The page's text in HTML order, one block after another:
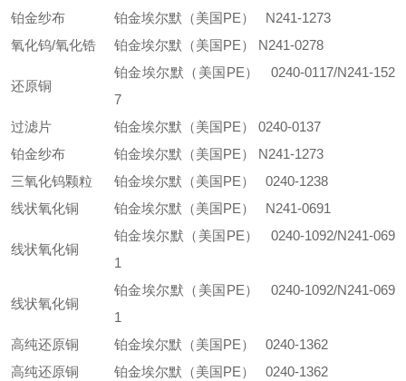
铂金纱布
铂金埃尔默（美国PE） N241-1273
氧化钨/氧化锆
铂金埃尔默（美国PE） N241-0278
还原铜
铂金埃尔默（美国PE） 0240-0117/N241-152
7
过滤片
铂金埃尔默（美国PE） 0240-0137
铂金纱布
铂金埃尔默（美国PE） N241-1273
三氧化钨颗粒
铂金埃尔默（美国PE） 0240-1238
线状氧化铜
铂金埃尔默（美国PE） N241-0691
线状氧化铜
铂金埃尔默（美国PE） 0240-1092/N241-069
1
线状氧化铜
铂金埃尔默（美国PE） 0240-1092/N241-069
1
高纯还原铜
铂金埃尔默（美国PE） 0240-1362
高纯还原铜
铂金埃尔默（美国PE） 0240-1362